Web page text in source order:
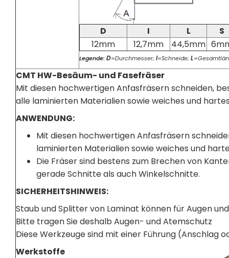
D I L
S
12mm
12,7mm 44,5mm
Legende: D=Durchmesser;I=Schneide;L
CMT HW-Besäum- und Fasefräser
Mit diesen hochwertigen Anfasfräsern schneiden,
alle laminierten Materialien sowie weiches und
ANWENDUNG:
Mit diesen hochwertigen Anfasfräsern
laminierten Materialien sowie weiches und
Die Fräser sind bestens zum Brechen von
gerade Schnitte als auch Winkelschnitte.
SICHERHEITSHINWEIS:
Staub und Splitter von Laminat können für Augen
Bitte tragen Sie deshalb Augen- und Atemschutz
Diese Werkzeuge sind mit einer Führung (Anschlag
Werkstoffe